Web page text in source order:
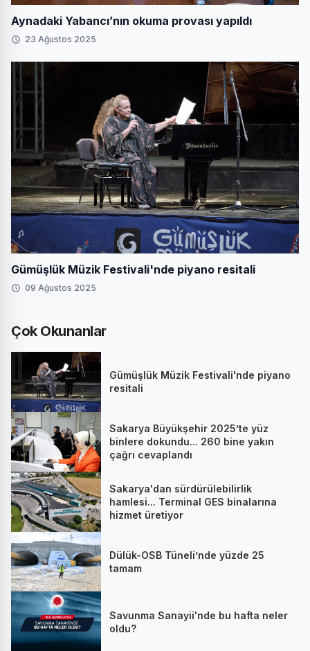
Aynadaki Yabancı’nın okuma provası yapıldı
23 Ağustos 2025
Gümüşlük Müzik Festivali'nde piyano resitali
09 Ağustos 2025
Çok Okunanlar
Gümüşlük Müzik Festivali'nde piyano
resitali
Sakarya Büyükşehir 2025’te yüz
binlere dokundu... 260 bine yakın
çağrı cevaplandı
Sakarya'dan sürdürülebilirlik
hamlesi... Terminal GES binalarına
hizmet üretiyor
Dülük-OSB Tüneli’nde yüzde 25
tamam
Savunma Sanayii'nde bu hafta neler
oldu?